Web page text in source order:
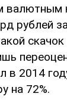
валютным
рублей
скачок
в 2014
на 72%.